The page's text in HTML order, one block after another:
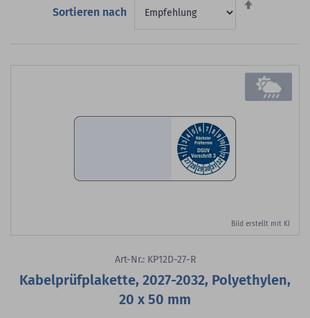
Sortieren nach
Bild erstellt mit KI
Art-Nr.: KP12D-27-R
Kabelprüfplakette, 2027-2032, Polyethylen,
20 x 50 mm